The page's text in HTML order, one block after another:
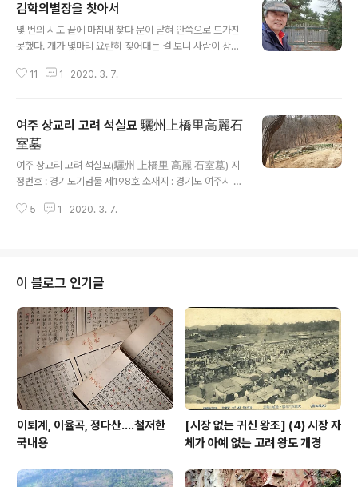
김학의별장을 찾아서
몇 번의 시도 끝에 마침내 찾다 문이 닫혀 안쪽으로 드가진
못했다. 개가 몇마리 요란히 짖어대는 걸 보니 사람이 상주
어가 봤다는데 깊고 건물이 여러 채라 한다. 전면으론 남한
이렇다. 상당히 크다. 맨 뒤쪽에는 수영장 같은 데도 보인
다.
11 1 2020. 3. 7.
여주 상교리 고려 석실묘 驪州上橋里高麗石
室墓
여주 상교리 고려 석실묘(驪州 上橋里 高麗 石室墓) 지
정번호 : 경기도기념물 제198호 소재지 : 경기도 여주시 북
위지한 이 고분은 상감청자 조각을 비롯한 몇 가지 발굴한
상태였고, 기단 2층과 석실石室 입구 부분에서는 돌만 노
출된 상태였다고 한다. 발굴은 1983년 11월 ~ 12월 한양
대박물관 발굴단이 실시했다. 그 결과 아래쪽 석실은 평면
원형이며 무덤길인 연도羨道가 달려있고, 위쪽은 방형方
形인 2층 기단으로 밝혀져 그 구조상 특성을 살려 상방하
원上方下圓 석실묘石室墓란 명칭이..
5 1 2020. 3. 7.
이 블로그 인기글
이퇴계, 이율곡, 정다산....철저한
국내용
[시장 없는 귀신 왕조] (4) 시장 자
체가 아예 없는 고려 왕도 개경